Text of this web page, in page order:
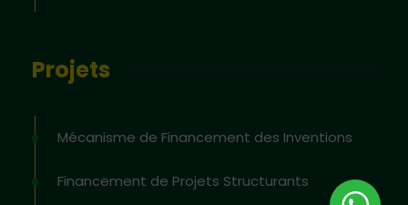
Projets
Mécanisme de Financement des Inventions
Financement de Projets Structurants